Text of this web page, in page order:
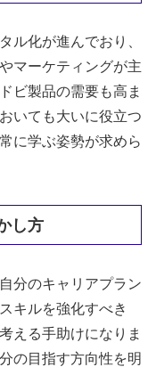
ル化が進んでおり、
マーケティングが主
ビ製品の需要も高ま
いても大いに役立つ
に学ぶ姿勢が求めら
し方
分のキャリアプラン
キルを強化すべき
える手助けになりま
の目指す方向性を明